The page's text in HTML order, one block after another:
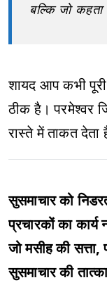
बल्कि जो
शायद आप कभी
ठीक है। परमेश्वर
रास्ते में ताकत देता
सुसमाचार को
प्रचारकों का कार्य
जो मसीह की
सुसमाचार की